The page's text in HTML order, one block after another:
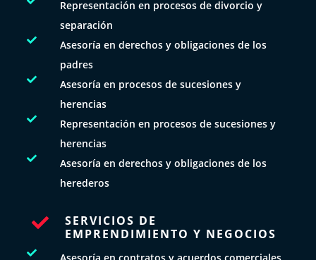
Representación en procesos de divorcio y
separación

Asesoría en derechos y obligaciones de los
padres

Asesoría en procesos de sucesiones y
herencias

Representación en procesos de sucesiones y
herencias

Asesoría en derechos y obligaciones de los
herederos

SERVICIOS DE
EMPRENDIMIENTO Y NEGOCIOS
 Asesoría en contratos y acuerdos comerciales